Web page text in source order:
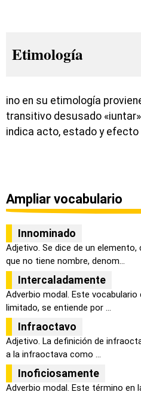
Etimología
ino en su etimología
transitivo desusado
indica acto, estado y efecto
Ampliar vocabulario
Innominado
Adjetivo. Se dice de un
que no tiene nombre, denom...
Intercaladamente
Adverbio modal. Este
limitado, se entiende por ...
Infraoctavo
Adjetivo. La definición de
a la infraoctava como ...
Inoficiosamente
Adverbio modal. Este término en